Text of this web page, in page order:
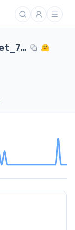
DCAgent_dev_set_71_tasks_DCAgent2_nl2bash-bugs-undr3070_20251125_092337